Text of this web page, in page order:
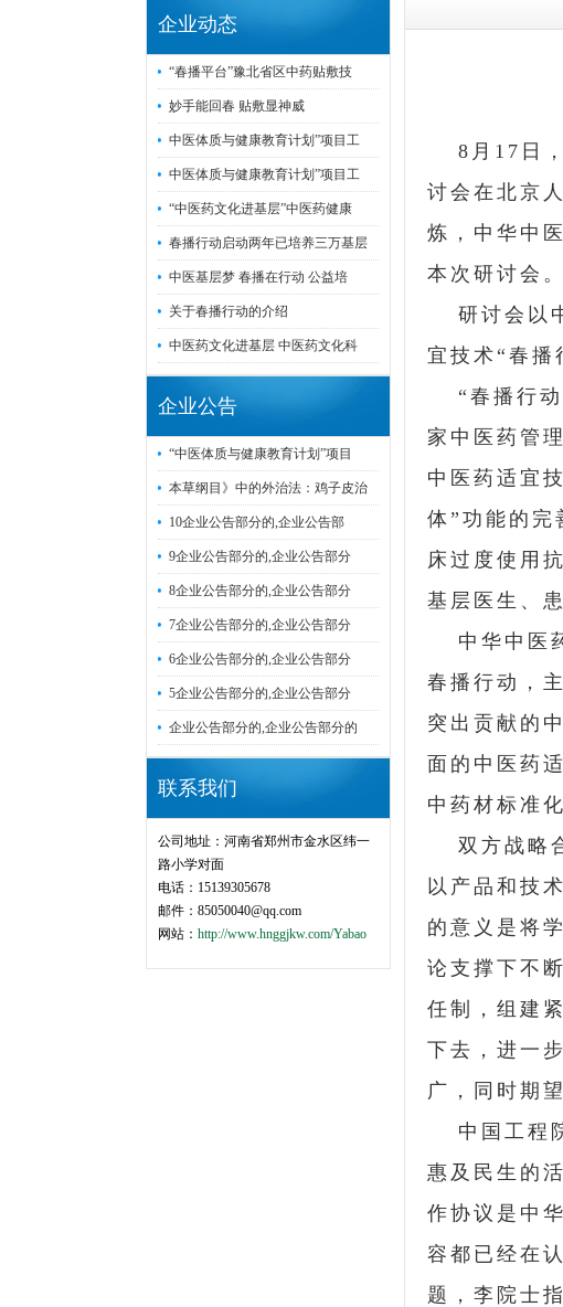
企业动态
“春播平台”豫北省区中药贴敷技
妙手能回春 贴敷显神威
中医体质与健康教育计划”项目工
中医体质与健康教育计划”项目工
“中医药文化进基层”中医药健康
春播行动启动两年已培养三万基层
中医基层梦 春播在行动 公益培
关于春播行动的介绍
中医药文化进基层 中医药文化科
企业公告
“中医体质与健康教育计划”项目
本草纲目》中的外治法：鸡子皮治
10企业公告部分的,企业公告部
9企业公告部分的,企业公告部分
8企业公告部分的,企业公告部分
7企业公告部分的,企业公告部分
6企业公告部分的,企业公告部分
5企业公告部分的,企业公告部分
企业公告部分的,企业公告部分的
联系我们
公司地址：河南省郑州市金水区纬一
路小学对面
电话：15139305678
邮件：85050040@qq.com
网站： http://www.hnggjkw.com/Yabao
8 月 17 日
讨会在北京
炼，中华中
本次研讨会。
研讨会以
宜技术“春播
“春播行
家中医药管
中医药适宜
体”功能的完
床过度使用
基层医生、
中华中医
春播行动，
突出贡献的
面的中医药
中药材标准
双方战略
以产品和技
的意义是将
论支撑下不
任制，组建
下去，进一
广，同时期
中国工程
惠及民生的
作协议是中
容都已经在
题，李院士